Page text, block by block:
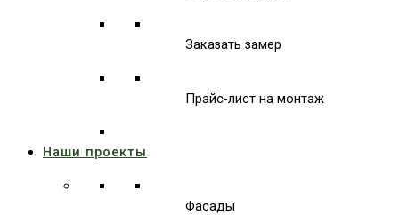
Заказать замер
Прайс-лист на монтаж
Наши проекты
Фасады